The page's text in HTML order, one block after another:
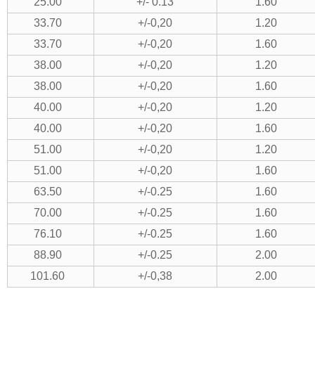
33.70
+/-0,20
1.20
33.70
+/-0,20
1.60
38.00
+/-0,20
1.20
38.00
+/-0,20
1.60
40.00
+/-0,20
1.20
40.00
+/-0,20
1.60
51.00
+/-0,20
1.20
51.00
+/-0,20
1.60
63.50
+/-0.25
1.60
70.00
+/-0.25
1.60
76.10
+/-0.25
1.60
88.90
+/-0.25
2.00
101.60
+/-0,38 2.00